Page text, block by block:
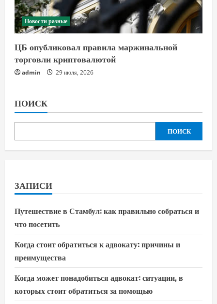
Новости разные
ЦБ опубликовал правила маржинальной
торговли криптовалютой
admin 29 июля, 2026
ПОИСК
ПОИСК
ЗАПИСИ
Путешествие в Стамбул: как правильно собраться и
что посетить
Когда стоит обратиться к адвокату: причины и
преимущества
Когда может понадобиться адвокат: ситуации, в
которых стоит обратиться за помощью